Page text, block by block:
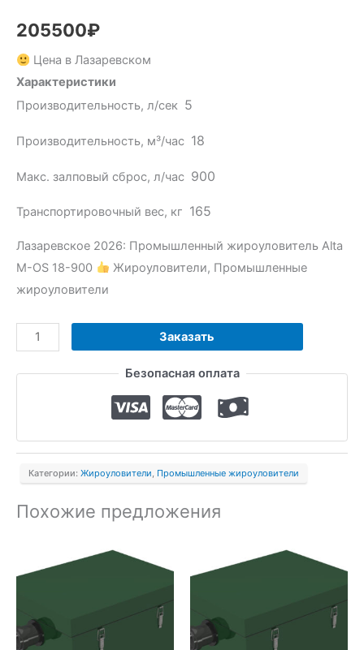
205500₽
Цена в Лазаревском
Характеристики
Производительность, л/сек 5
Производительность, м³/час 18
Макс. залповый сброс, л/час 900
Транспортировочный вес, кг 165
Лазаревское 2026: Промышленный жироуловитель Alta
М-OS 18-900
Жироуловители, Промышленные
жироуловители
Количество
товара
Промышленный
М-
18-
900
Заказать
Безопасная оплата
Категории: Жироуловители Промышленные жироуловители
Похожие предложения